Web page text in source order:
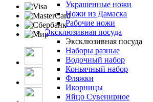
Украшенные ножи
Ножи из Дамаска
Рабочие ножи
Эксклюзивная посуда
Эксклюзивная посуда
Наборы разные
Водочный набор
Коньячный набор
Фляжки
Икорницы
Яйцо Сувенирное